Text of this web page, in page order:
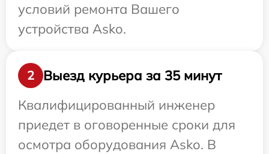
условий ремонта Вашего
устройства Asko.
2
Выезд курьера за 35 минут
Квалифицированный инженер
приедет в оговоренные сроки для
осмотра оборудования Asko. В